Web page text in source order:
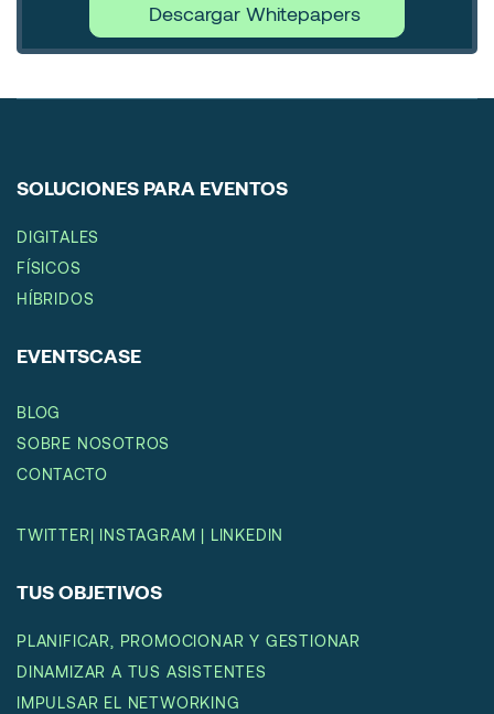
Descargar Whitepapers
SOLUCIONES PARA EVENTOS
DIGITALES
FÍSICOS
HÍBRIDOS
EVENTSCASE
BLOG
SOBRE NOSOTROS
CONTACTO
TWITTER| INSTAGRAM | LINKEDIN
TUS OBJETIVOS
PLANIFICAR, PROMOCIONAR Y GESTIONAR
DINAMIZAR A TUS ASISTENTES
IMPULSAR EL NETWORKING